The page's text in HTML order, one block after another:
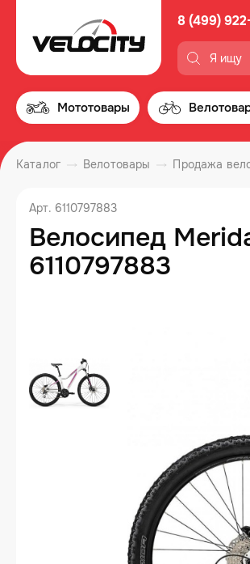
8 (499)
Мототовары
Каталог Велотовары Продажа
Арт. 6110797883
Велосипед
6110797883